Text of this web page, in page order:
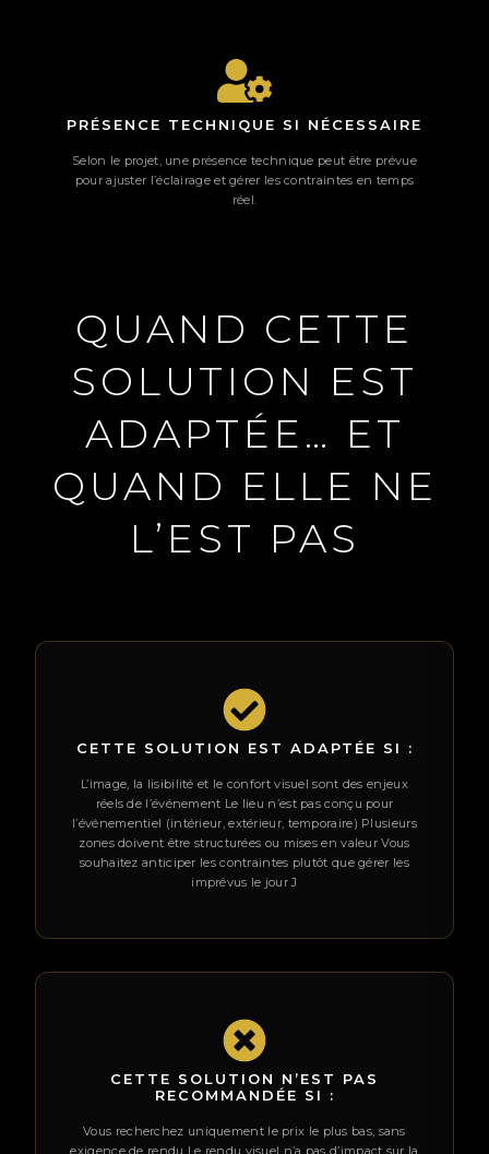
PRÉSENCE TECHNIQUE SI NÉCESSAIRE
Selon le projet, une présence technique peut être prévue
pour ajuster l’éclairage et gérer les contraintes en temps
réel.
QUAND CETTE
SOLUTION EST
ADAPTÉE… ET
QUAND ELLE NE
L’EST PAS
CETTE SOLUTION EST ADAPTÉE SI :
L’image, la lisibilité et le confort visuel sont des enjeux
réels de l’événement Le lieu n’est pas conçu pour
l’événementiel (intérieur, extérieur, temporaire) Plusieurs
zones doivent être structurées ou mises en valeur Vous
souhaitez anticiper les contraintes plutôt que gérer les
imprévus le jour J
CETTE SOLUTION N’EST PAS
RECOMMANDÉE SI :
Vous recherchez uniquement le prix le plus bas, sans